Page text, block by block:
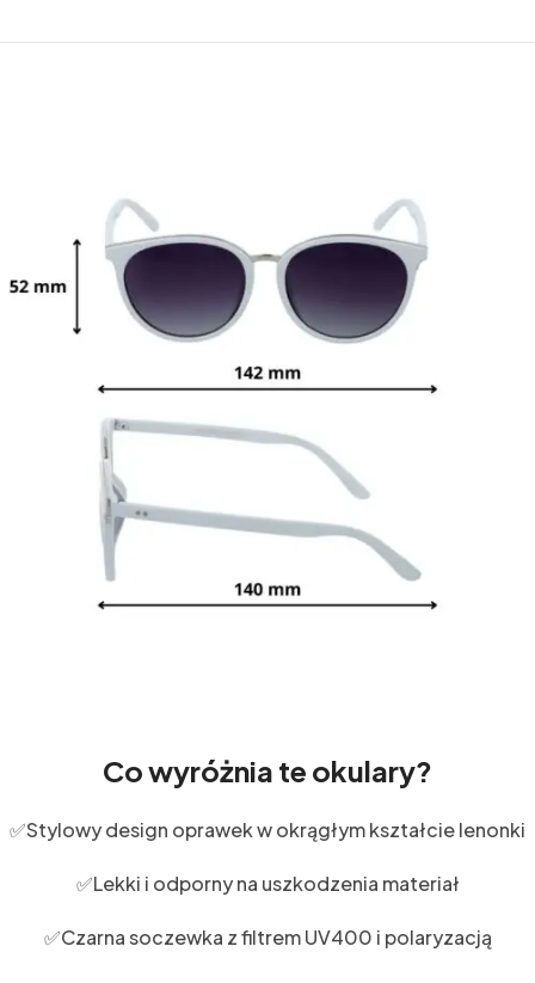
Co wyróżnia te okulary?
✅Stylowy design oprawek w okrągłym kształcie lenonki
✅Lekki i odporny na uszkodzenia materiał
✅Czarna soczewka z filtrem UV400 i polaryzacją